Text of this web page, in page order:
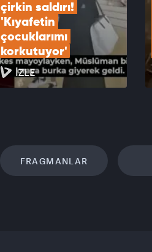
çirkin saldırı!
'Kıyafetin
çocuklarımı
korkutuyor'
İZLE
FRAGMANLAR